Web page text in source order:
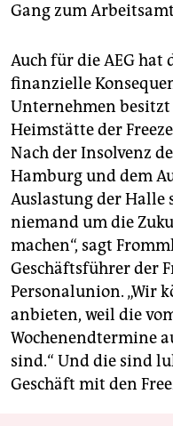
Gang zum
Auch für die AEG hat
finanzielle
Unternehmen
Heimstätte der
Nach der Insolvenz
Hamburg und dem
Auslastung der Halle
niemand um die
machen“, sagt
Geschäftsführer der
Personalunion. „Wir
anbieten, weil die
Wochenendtermine
sind.“ Und die sind
Geschäft mit den